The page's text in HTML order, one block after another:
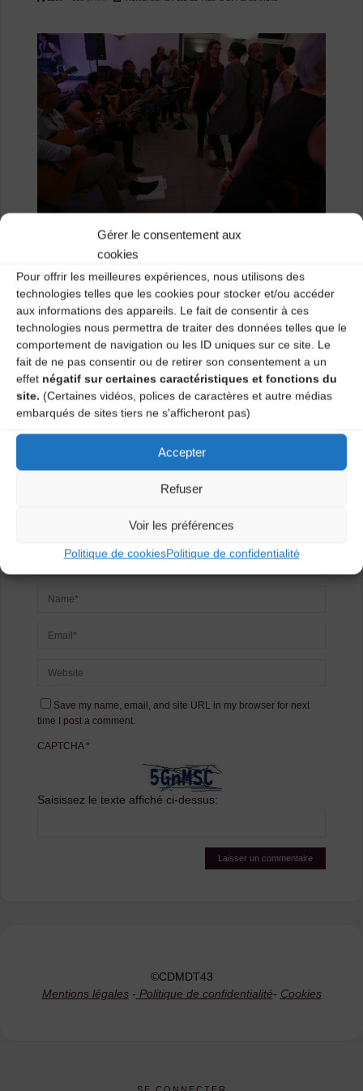
Gérer le consentement aux
cookies
Pour offrir les meilleures expériences, nous utilisons des
technologies telles que les cookies pour stocker et/ou accéder
aux informations des appareils. Le fait de consentir à ces
technologies nous permettra de traiter des données telles que le
comportement de navigation ou les ID uniques sur ce site. Le
fait de ne pas consentir ou de retirer son consentement a un
effet négatif sur certaines caractéristiques et fonctions du
site. (Certaines vidéos, polices de caractères et autre médias
embarqués de sites tiers ne s'afficheront pas)
Accepter
Refuser
Voir les préférences
Politique de cookiesPolitique de confidentialité
Previous image
Next image
Laisser un
commentaire
Votre adresse e-mail ne sera pas publiée. Les champs
obligatoires sont indiqués avec
Save my name, email, and site URL in my browser for next
time I post a comment.
CAPTCHA*
Saisissez le texte affiché ci-dessus:
©CDMDT43
Mentions légales- Politique de confidentialité- Cookies